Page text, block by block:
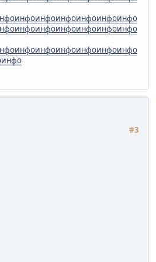
инфоинфоинфоинфоинфоинфо
инфоинфоинфоинфоинфоинфо
инфоинфоинфоинфоинфоинфо
инфо
#3